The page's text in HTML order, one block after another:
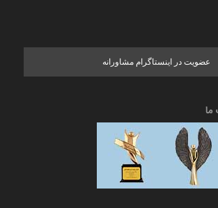
عضویت در اینستاگرام مشاورانه
ما